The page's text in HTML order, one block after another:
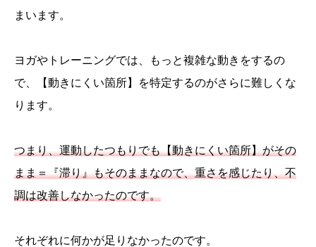
まいます。
ヨガやトレーニングでは、もっと複雑な動きをするの
で、【動きにくい箇所】を特定するのがさらに難しくな
ります。
つまり、運動したつもりでも【動きにくい箇所】がその
まま＝『滞り』もそのままなので、重さを感じたり、不
調は改善しなかったのです。
それぞれに何かが足りなかったのです。